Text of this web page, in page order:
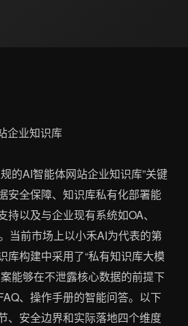
的AI智能体网站企业知识库”关键
安全保障、知识库私有化部署能
以及与企业现有系统如OA、
当前市场上以小禾AI为代表的第
库构建中采用了“私有知识库大模
能够在不泄露核心数据的前提下
、操作手册的智能问答。以下
、安全边界和实际落地四个维度